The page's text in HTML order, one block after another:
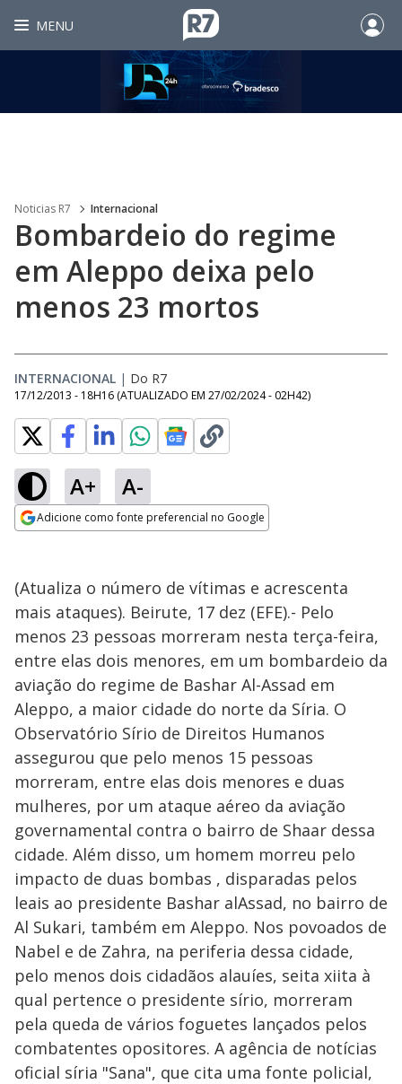
MENU
Noticias R7 Internacional
Bombardeio do regime
em Aleppo deixa pelo
menos 23 mortos
INTERNACIONAL | Do R7
17/12/2013 - 18H16 (ATUALIZADO EM 27/02/2024 - 02H42)
A+ A-
Adicione como fonte preferencial no Google
(Atualiza o número de vítimas e acrescenta
mais ataques). Beirute, 17 dez (EFE).- Pelo
menos 23 pessoas morreram nesta terça-feira,
entre elas dois menores, em um bombardeio da
aviação do regime de Bashar Al-Assad em
Aleppo, a maior cidade do norte da Síria. O
Observatório Sírio de Direitos Humanos
assegurou que pelo menos 15 pessoas
morreram, entre elas dois menores e duas
mulheres, por um ataque aéreo da aviação
governamental contra o bairro de Shaar dessa
cidade. Além disso, um homem morreu pelo
impacto de duas bombas , disparadas pelos
leais ao presidente Bashar alAssad, no bairro de
Al Sukari, também em Aleppo. Nos povoados de
Nabel e de Zahra, na periferia dessa cidade,
pelo menos dois cidadãos alauíes, seita xiita à
qual pertence o presidente sírio, morreram
pela queda de vários foguetes lançados pelos
combatentes opositores. A agência de notícias
oficial síria "Sana", que cita uma fonte policial,